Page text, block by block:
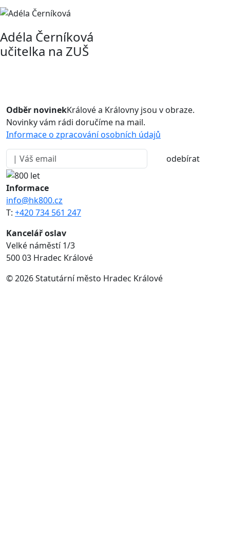
Adéla Černíková
učitelka na ZUŠ
Odběr novinekKrálové a Královny jsou v obraze.
Novinky vám rádi doručíme na mail.
Informace o zpracování osobních údajů
odebírat
Informace
info@hk800.cz
T: +420 734 561 247
Kancelář oslav
Velké náměstí 1/3
500 03 Hradec Králové
© 2026 Statutární město Hradec Králové